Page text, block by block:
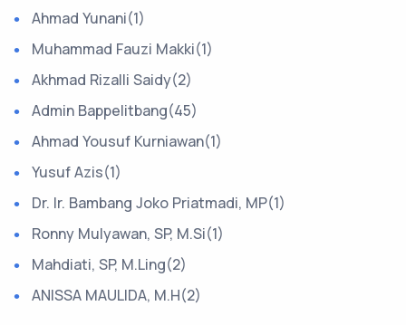
Ahmad Yunani(1)
Muhammad Fauzi Makki(1)
Akhmad Rizalli Saidy(2)
Admin Bappelitbang(45)
Ahmad Yousuf Kurniawan(1)
Yusuf Azis(1)
Dr. Ir. Bambang Joko Priatmadi, MP(1)
Ronny Mulyawan, SP, M.Si(1)
Mahdiati, SP, M.Ling(2)
ANISSA MAULIDA, M.H(2)